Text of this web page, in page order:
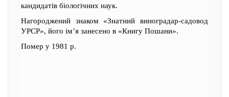
кандидатів біологічних наук.
Нагороджений знаком «Знатний виноградар-садовод
УРСР», його ім’я занесено в «Книгу Пошани».
Помер у 1981 р.